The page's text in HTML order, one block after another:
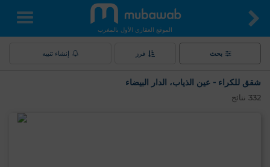
الموقع العقاري الأول بالمغرب
بحث فرز إنشاء تنبيه
شقق للكراء - عين الذياب، الدار البيضاء
332 نتائج